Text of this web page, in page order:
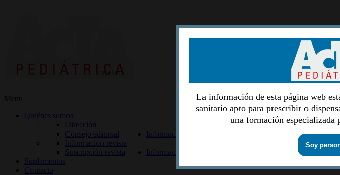
Menu
Quiénes somos
Dirección
Consejo editorial
Información lectores
Información revista
Suscripción revista
Información autores
Suplementos
Contacto
La información de esta página web
sanitario apto para prescribir o
una formación especializada
Soy